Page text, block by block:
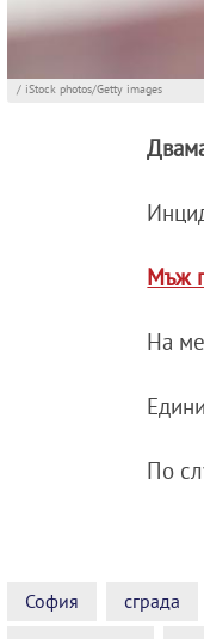
/ iStock photos/Getty images
Мъж
На
По
София сграда